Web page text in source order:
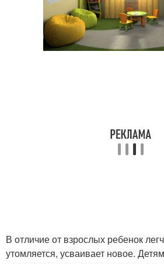
В отличие от взрослых ребенок
утомляется, усваивает новое.